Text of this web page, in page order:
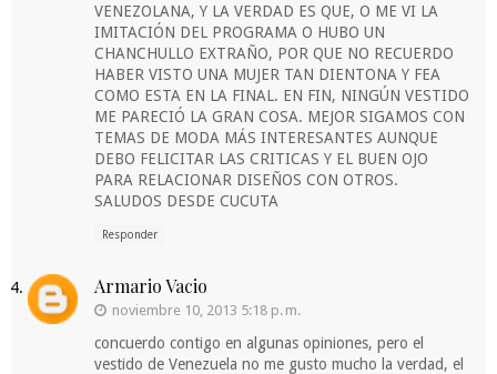
VENEZOLANA, Y LA VERDAD ES QUE, O ME VI LA
IMITACIÓN DEL PROGRAMA O HUBO UN
CHANCHULLO EXTRAÑO, POR QUE NO RECUERDO
HABER VISTO UNA MUJER TAN DIENTONA Y FEA
COMO ESTA EN LA FINAL. EN FIN, NINGÚN VESTIDO
ME PARECIÓ LA GRAN COSA. MEJOR SIGAMOS CON
TEMAS DE MODA MÁS INTERESANTES AUNQUE
DEBO FELICITAR LAS CRITICAS Y EL BUEN OJO
PARA RELACIONAR DISEÑOS CON OTROS.
SALUDOS DESDE CUCUTA
Responder
Armario Vacio
noviembre 10, 2013 5:18 p. m.
concuerdo contigo en algunas opiniones, pero el
vestido de Venezuela no me gusto mucho la verdad, el